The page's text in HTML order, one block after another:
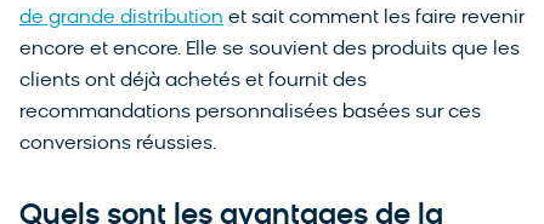
de grande distribution et sait comment les faire revenir
encore et encore. Elle se souvient des produits que les
clients ont déjà achetés et fournit des
recommandations personnalisées basées sur ces
conversions réussies.
Quels sont les avantages de la